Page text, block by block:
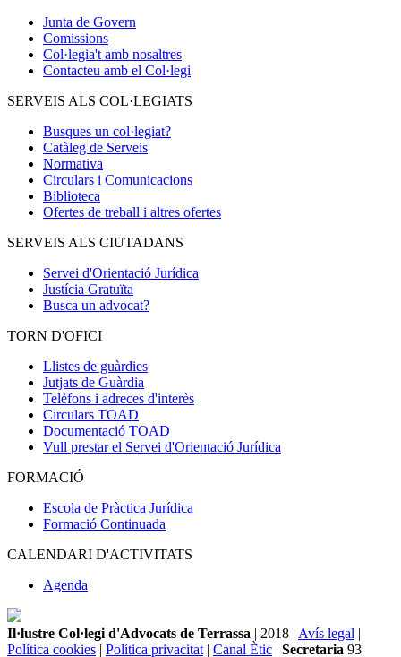
Junta de Govern
Comissions
Col·legia't amb nosaltres
Contacteu amb el Col·legi
SERVEIS ALS COL·LEGIATS
Busques un col·legiat?
Catàleg de Serveis
Normativa
Circulars i Comunicacions
Biblioteca
Ofertes de treball i altres ofertes
SERVEIS ALS CIUTADANS
Servei d'Orientació Jurídica
Justícia Gratuïta
Busca un advocat?
TORN D'OFICI
Llistes de guàrdies
Jutjats de Guàrdia
Telèfons i adreces d'interès
Circulars TOAD
Documentació TOAD
Vull prestar el Servei d'Orientació Jurídica
FORMACIÓ
Escola de Pràctica Jurídica
Formació Continuada
CALENDARI D'ACTIVITATS
Agenda
Il·lustre Col·legi d'Advocats de Terrassa | 2018 | Avís legal |
Política cookies | Política privacitat | Canal Ètic | Secretaria 93